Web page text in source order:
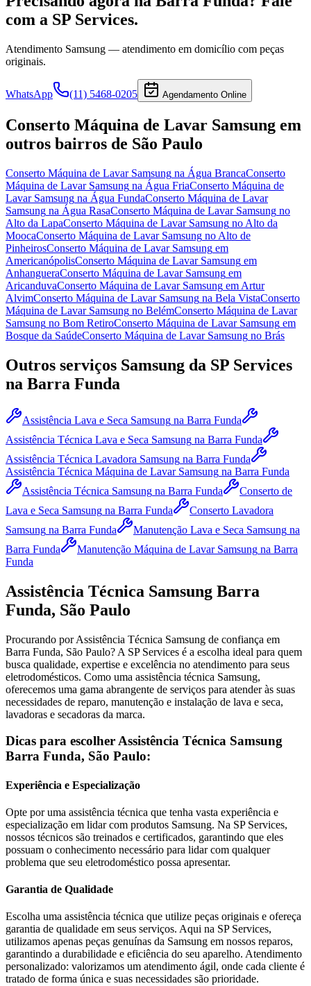
com a SP Services.
Atendimento Samsung — atendimento em domicílio com peças
originais.
WhatsApp (11) 5468-0205 Agendamento Online
Conserto Máquina de Lavar Samsung em
outros bairros de São Paulo
Conserto Máquina de Lavar Samsung na Água BrancaConserto
Máquina de Lavar Samsung na Água FriaConserto Máquina de
Lavar Samsung na Água FundaConserto Máquina de Lavar
Samsung na Água RasaConserto Máquina de Lavar Samsung no
Alto da LapaConserto Máquina de Lavar Samsung no Alto da
MoocaConserto Máquina de Lavar Samsung no Alto de
PinheirosConserto Máquina de Lavar Samsung em
AmericanópolisConserto Máquina de Lavar Samsung em
AnhangueraConserto Máquina de Lavar Samsung em
AricanduvaConserto Máquina de Lavar Samsung em Artur
AlvimConserto Máquina de Lavar Samsung na Bela VistaConserto
Máquina de Lavar Samsung no BelémConserto Máquina de Lavar
Samsung no Bom RetiroConserto Máquina de Lavar Samsung em
Bosque da SaúdeConserto Máquina de Lavar Samsung no Brás
Outros serviços Samsung da SP Services
na Barra Funda
Assistência Lava e Seca Samsung na Barra Funda
Assistência Técnica Lava e Seca Samsung na Barra Funda
Assistência Técnica Lavadora Samsung na Barra Funda
Assistência Técnica Máquina de Lavar Samsung na Barra Funda
Assistência Técnica Samsung na Barra Funda
Conserto de
Lava e Seca Samsung na Barra Funda
Conserto Lavadora
Samsung na Barra Funda Manutenção Lava e Seca Samsung na
Barra Funda
Manutenção Máquina de Lavar Samsung na Barra
Funda
Assistência Técnica Samsung Barra
Funda, São Paulo
Procurando por Assistência Técnica Samsung de confiança em
Barra Funda, São Paulo? A SP Services é a escolha ideal para quem
busca qualidade, expertise e excelência no atendimento para seus
eletrodomésticos. Como uma assistência técnica Samsung,
oferecemos uma gama abrangente de serviços para atender às suas
necessidades de reparo, manutenção e instalação de lava e seca,
lavadoras e secadoras da marca.
Dicas para escolher Assistência Técnica Samsung
Barra Funda, São Paulo:
Experiência e Especialização
Opte por uma assistência técnica que tenha vasta experiência e
especialização em lidar com produtos Samsung. Na SP Services,
nossos técnicos são treinados e certificados, garantindo que eles
possuam o conhecimento necessário para lidar com qualquer
problema que seu eletrodoméstico possa apresentar.
Garantia de Qualidade
Escolha uma assistência técnica que utilize peças originais e ofereça
garantia de qualidade em seus serviços. Aqui na SP Services,
utilizamos apenas peças genuínas da Samsung em nossos reparos,
garantindo a durabilidade e eficiência do seu aparelho. Atendimento
personalizado: valorizamos um atendimento ágil, onde cada cliente é
tratado de forma única e suas necessidades são prioridade.